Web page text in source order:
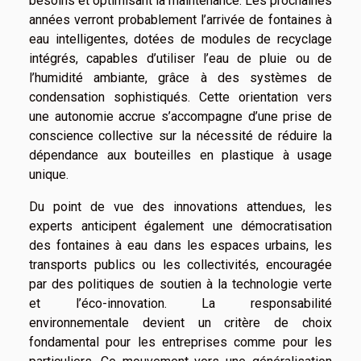
années verront probablement l’arrivée de fontaines à
eau intelligentes, dotées de modules de recyclage
intégrés, capables d’utiliser l’eau de pluie ou de
l’humidité ambiante, grâce à des systèmes de
condensation sophistiqués. Cette orientation vers
une autonomie accrue s’accompagne d’une prise de
conscience collective sur la nécessité de réduire la
dépendance aux bouteilles en plastique à usage
unique.
Du point de vue des innovations attendues, les
experts anticipent également une démocratisation
des fontaines à eau dans les espaces urbains, les
transports publics ou les collectivités, encouragée
par des politiques de soutien à la technologie verte
et l’éco-innovation. La responsabilité
environnementale devient un critère de choix
fondamental pour les entreprises comme pour les